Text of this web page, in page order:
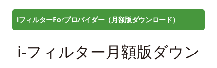
iフィルターForプロバイダー（月額版ダウンロード）
i-フィルター月額版ダウン
ＡＣＣＳ40年のあゆみ
ＡＣＣＳ番組基準